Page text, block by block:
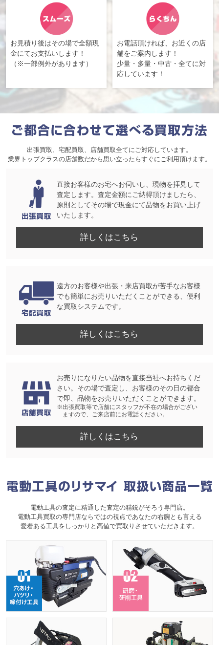
お見積り後はその場で全額現
金にてお支払いします！
（※一部例外があります）
お電話頂ければ、お近くの店
舗をご案内します！
少量・多量・中古・全てに対
応しています！
出張買取、宅配買取、店舗買取全てにご対応しています。
業界トップクラスの店舗数だから思い立ったらすぐにご利用頂けます。
直接お客様のお宅へお伺いし、現物を拝見して
査定します。査定金額にご納得頂けましたら、
原則としてその場で現金にて品物をお買い上げ
いたします。
詳しくはこちら
遠方のお客様や出張・来店買取が苦手なお客様
でも簡単にお売りいただくことができる、便利
な買取システムです。
詳しくはこちら
お売りになりたい品物を直接当社へお持ちくだ
さい。その場で査定し、お客様のその日の都合
で即、品物をお売りいただくことができます。
※出張買取等で店舗にスタッフが不在の場合がござい
ますので、ご来店前にお電話ください。
詳しくはこちら
電動工具の査定に精通した査定の精鋭がそろう専門店。
電動工具買取の専門店ならではの視点であなたの右腕とも言える
愛着ある工具をしっかりと高値で買取りさせていただきます。